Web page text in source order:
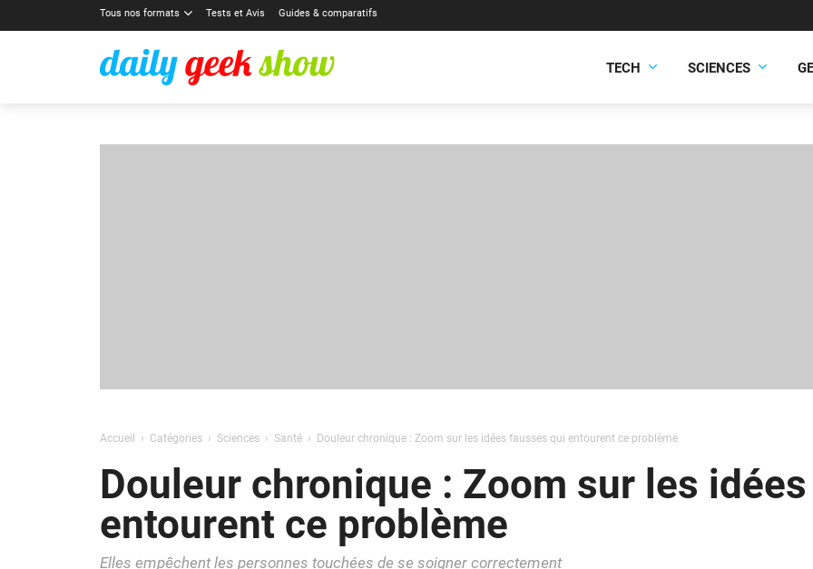
Tous nos formats Tests et Avis Guides & comparatifs
TECH SCIENCES
Accueil Catégories Sciences Santé Douleur chronique : Zoom sur les idées fausses qui entourent ce problème
Douleur chronique : Zoom sur les
entourent ce problème
Elles empêchent les personnes touchées de se soigner correctement